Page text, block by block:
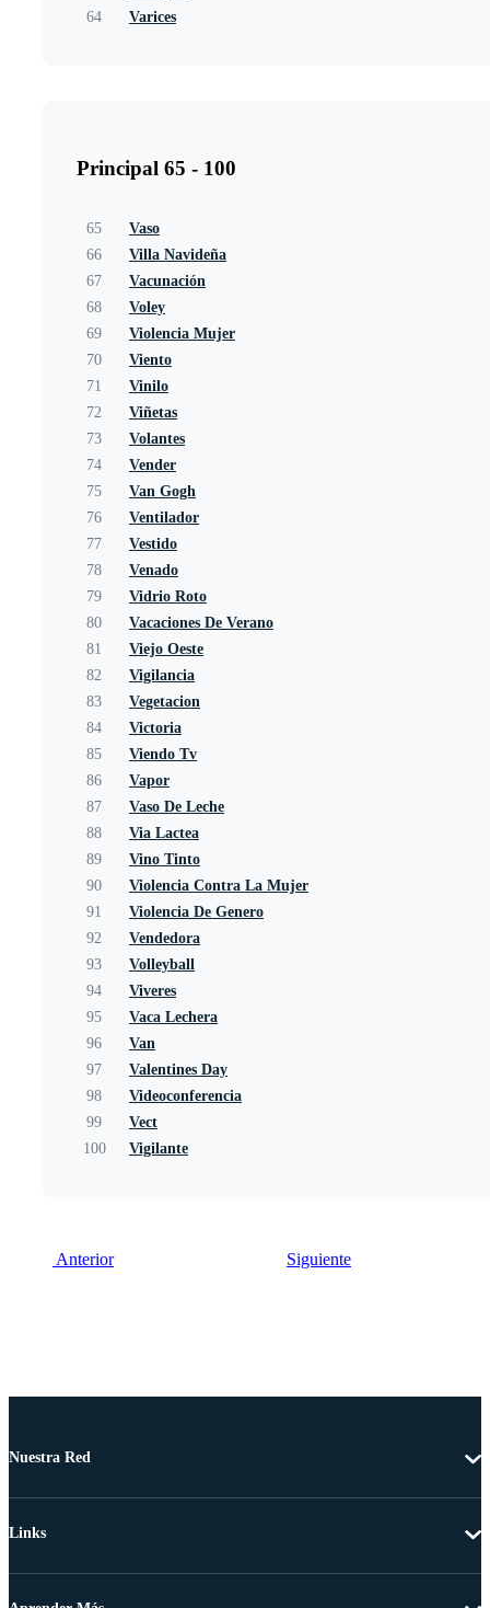
64
Varices
Principal 65 - 100
65
Vaso
66
Villa Navideña
67
Vacunación
68
Voley
69
Violencia Mujer
70
Viento
71
Vinilo
72
Viñetas
73
Volantes
74
Vender
75
Van Gogh
76
Ventilador
77
Vestido
78
Venado
79
Vidrio Roto
80
Vacaciones De Verano
81
Viejo Oeste
82
Vigilancia
83
Vegetacion
84
Victoria
85
Viendo Tv
86
Vapor
87
Vaso De Leche
88
Via Lactea
89
Vino Tinto
90
Violencia Contra La Mujer
91
Violencia De Genero
92
Vendedora
93
Volleyball
94
Viveres
95
Vaca Lechera
96
Van
97
Valentines Day
98
Videoconferencia
99
Vect
100
Vigilante
Anterior Siguiente
Nuestra Red
Links